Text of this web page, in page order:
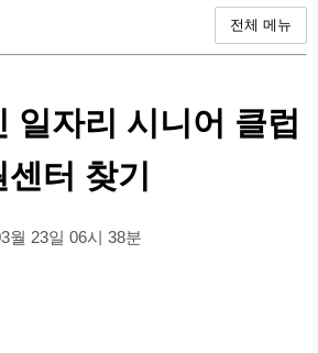
전체 메뉴
일자리 시니어 클럽
터 찾기
월 23일 06시 38분